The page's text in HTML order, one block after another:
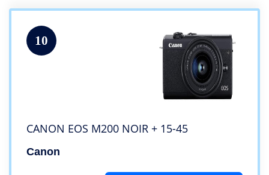
10
CANON EOS M200 NOIR + 15-45
Canon